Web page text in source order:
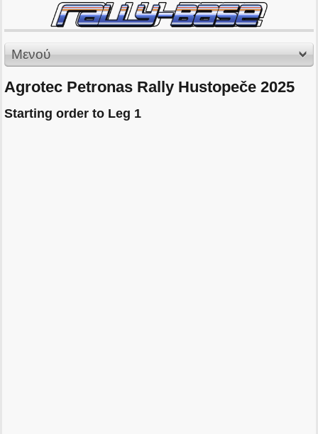
Μενού
Agrotec Petronas Rally Hustopeče 2025
Starting order to Leg 1